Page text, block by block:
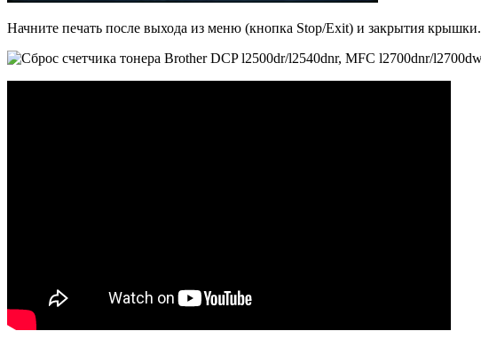
Начните печать после выхода из меню (кнопка Stop/Exit) и закрытия крышки.